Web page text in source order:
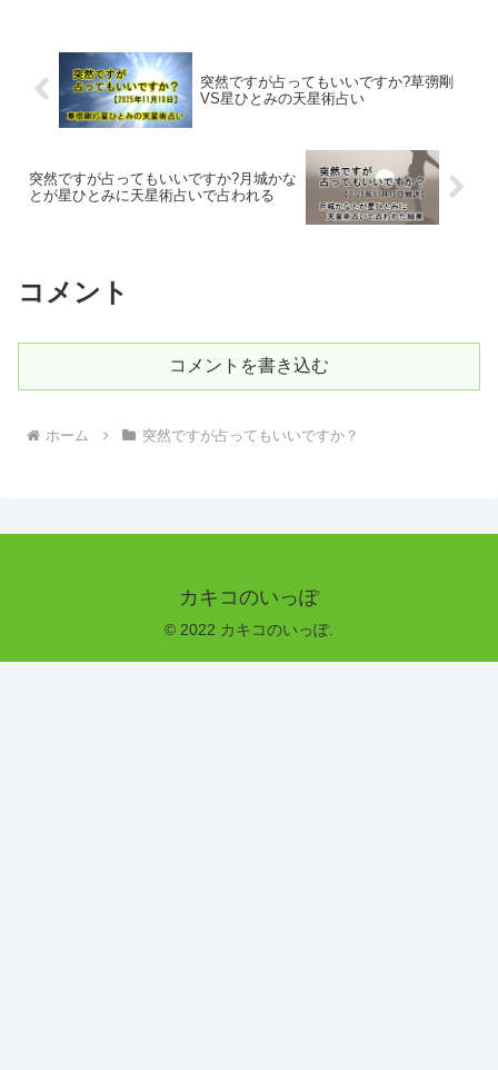
突然ですが占ってもいいですか?草彅剛
VS星ひとみの天星術占い
突然ですが占ってもいいですか?月城かな
とが星ひとみに天星術占いで占われる
コメント
コメントを書き込む
ホーム 突然ですが占ってもいいですか？
カキコのいっぽ
© 2022 カキコのいっぽ.